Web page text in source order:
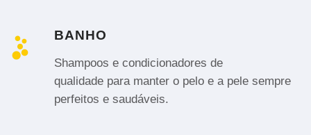
BANHO
Shampoos e condicionadores de
qualidade para manter o pelo e a pele sempre
perfeitos e saudáveis.